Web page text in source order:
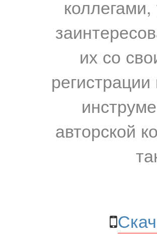
их со
авторской